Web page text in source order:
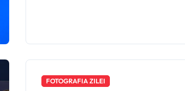
FOTOGRAFIA ZILEI